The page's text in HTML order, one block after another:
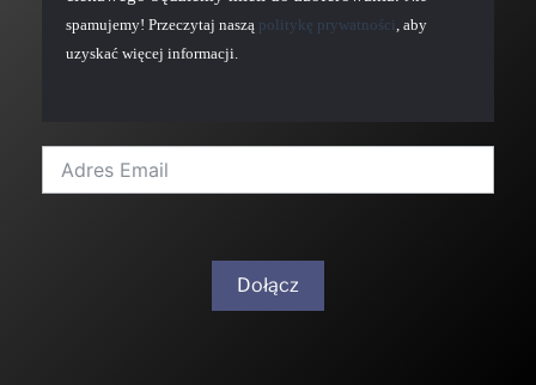
spamujemy! Przeczytaj naszą politykę prywatności, aby
uzyskać więcej informacji.
Dołącz